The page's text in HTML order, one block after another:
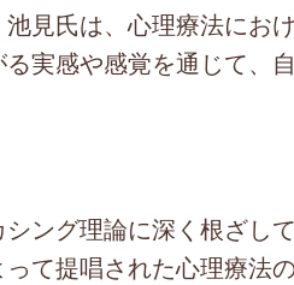
見氏は、心理療法にお
実感や感覚を通じて、
ング理論に深く根ざし
て提唱された心理療法